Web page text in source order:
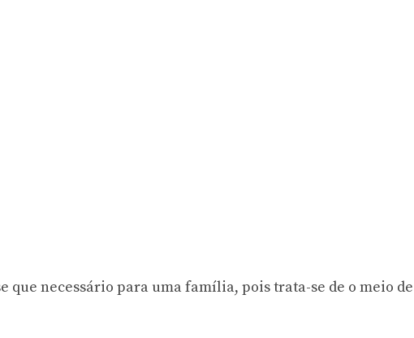
que necessário para uma família, pois trata-se de o meio de